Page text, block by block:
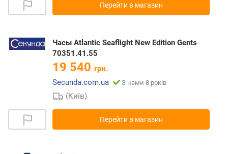
Перейти в магазин
Часы Atlantic Seaflight New Edition Gents
70351.41.55
19 540 грн.
Secunda.com.ua
З нами 8 років
(Київ)
Перейти в магазин